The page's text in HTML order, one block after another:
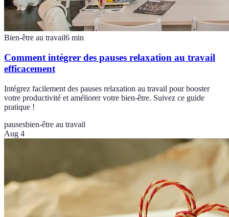
Bien-être au travail6 min
Comment intégrer des pauses relaxation au travail
efficacement
Intégrez facilement des pauses relaxation au travail pour booster
votre productivité et améliorer votre bien-être. Suivez ce guide
pratique !
pausesbien-être au travail
Aug 4